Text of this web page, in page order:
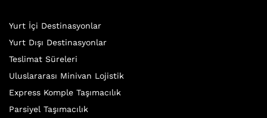
Yurt İçi Destinasyonlar
Yurt Dışı Destinasyonlar
Teslimat Süreleri
Uluslararası Minivan Lojistik
Express Komple Taşımacılık
Parsiyel Taşımacılık